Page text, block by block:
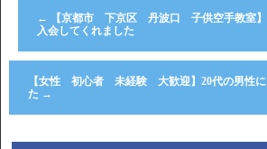
←
【京都市 下京区 丹波口 子供空手教室】
入会してくれました
【女性 初心者 未経験 大歓迎】20代の男性に
た →